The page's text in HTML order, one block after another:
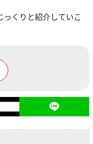
くりと紹介していこ